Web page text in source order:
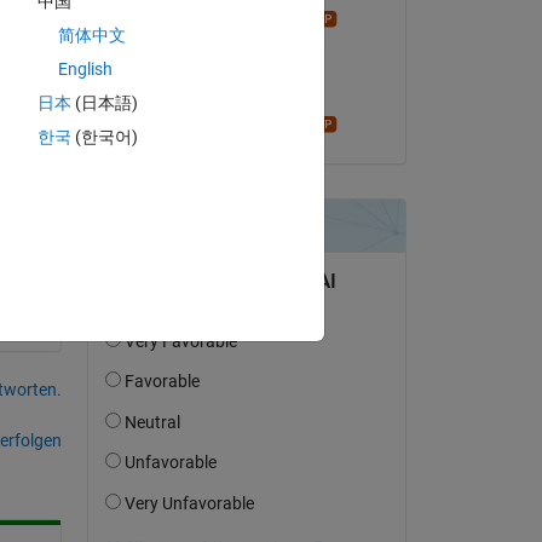
am 14 Apr. 2014
Akzeptiert:
简体中文
English
日本 (日本語)
한국 (한국어)